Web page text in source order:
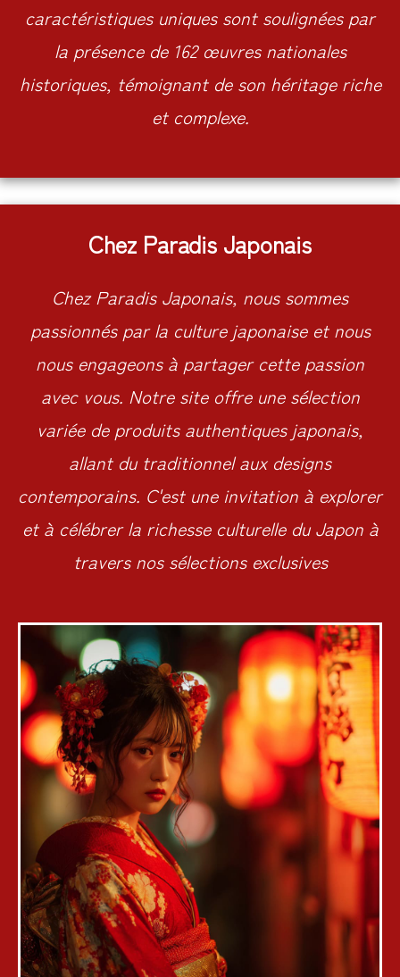
caractéristiques uniques sont soulignées par
la présence de 162 œuvres nationales
historiques, témoignant de son héritage riche
et complexe.
Chez Paradis Japonais
Chez Paradis Japonais, nous sommes
passionnés par la culture japonaise et nous
nous engageons à partager cette passion
avec vous. Notre site offre une sélection
variée de produits authentiques japonais,
allant du traditionnel aux designs
contemporains. C'est une invitation à explorer
et à célébrer la richesse culturelle du Japon à
travers nos sélections exclusives